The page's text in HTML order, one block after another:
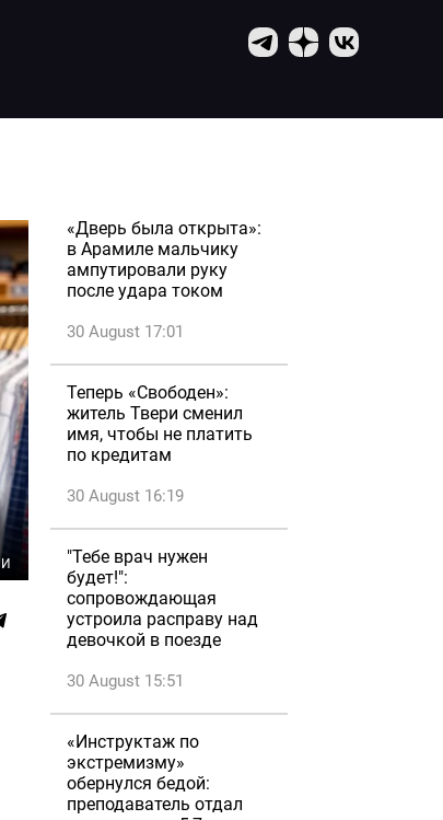
«Дверь была открыта»:
в Арамиле мальчику
ампутировали руку
после удара током
30 August 17:01
Теперь «Свободен»:
житель Твери сменил
имя, чтобы не платить
по кредитам
30 August 16:19
"Тебе врач нужен
будет!":
сопровождающая
устроила расправу над
девочкой в поезде
30 August 15:51
«Инструктаж по
экстремизму»
обернулся бедой:
преподаватель отдал